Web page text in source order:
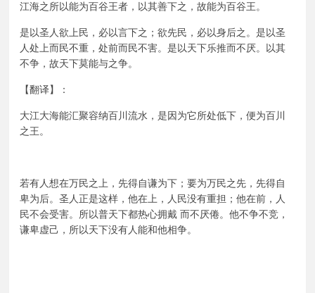
江海之所以能为百谷王者，以其善下之，故能为百谷王。
是以圣人欲上民，必以言下之；欲先民，必以身后之。是以圣
人处上而民不重，处前而民不害。是以天下乐推而不厌。以其
不争，故天下莫能与之争。
【翻译】：
大江大海能汇聚容纳百川流水，是因为它所处低下，便为百川
之王。
若有人想在万民之上，先得自谦为下；要为万民之先，先得自
卑为后。圣人正是这样，他在上，人民没有重担；他在前，人
民不会受害。所以普天下都热心拥戴 而不厌倦。他不争不竞，
谦卑虚己，所以天下没有人能和他相争。